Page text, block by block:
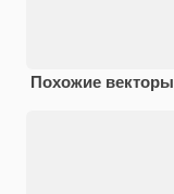
Похожие векторы